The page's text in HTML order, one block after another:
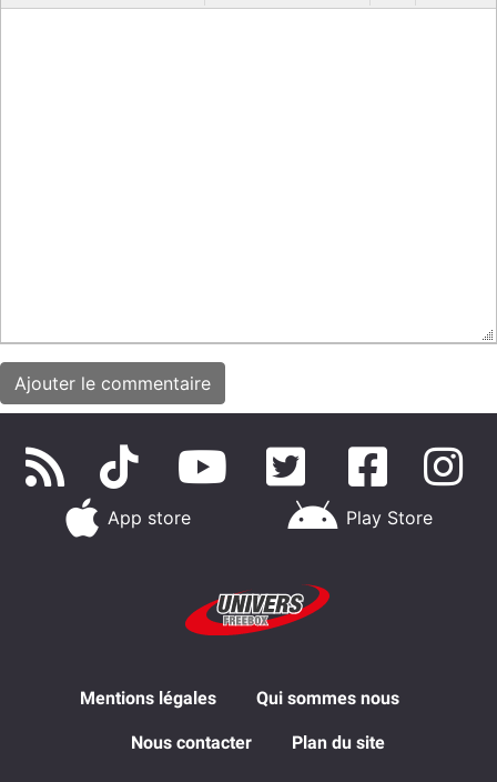
App store Play Store
Mentions légales Qui sommes nous
Nous contacter Plan du site